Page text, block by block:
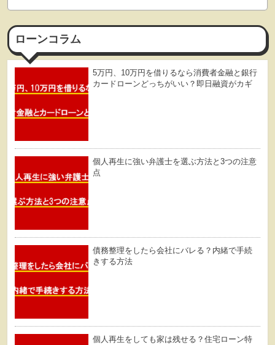
ローンコラム
5万円、10万円を借りるなら消費者金融と銀行
カードローンどっちがいい？即日融資がカギ
個人再生に強い弁護士を選ぶ方法と3つの注意
点
債務整理をしたら会社にバレる？内緒で手続
きする方法
個人再生をしても家は残せる？住宅ローン特